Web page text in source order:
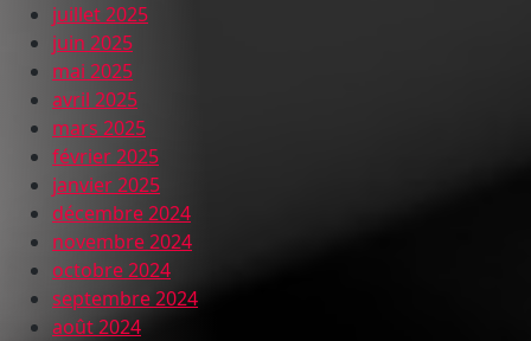
juillet 2025
juin 2025
mai 2025
avril 2025
mars 2025
février 2025
janvier 2025
décembre 2024
novembre 2024
octobre 2024
septembre 2024
août 2024